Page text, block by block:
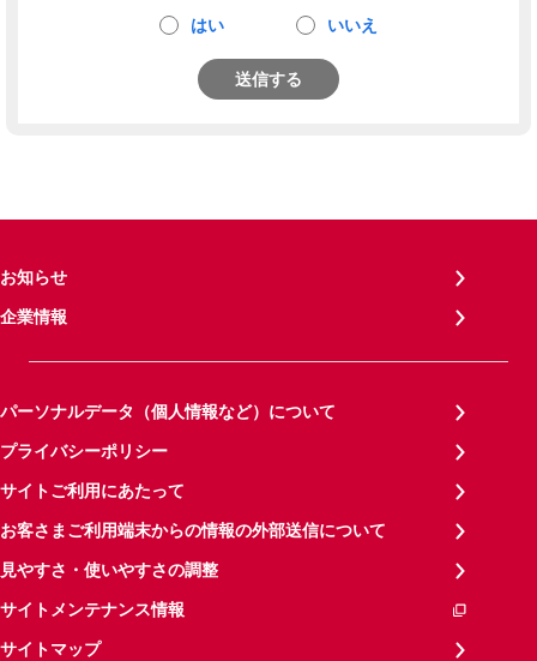
はい いいえ
送信する
お知らせ
企業情報
パーソナルデータ（個人情報など）について
プライバシーポリシー
サイトご利用にあたって
お客さまご利用端末からの情報の外部送信について
見やすさ・使いやすさの調整
サイトメンテナンス情報
サイトマップ